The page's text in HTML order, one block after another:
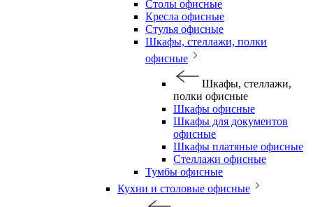
Столы офисные
Кресла офисные
Стулья офисные
Шкафы, стеллажи, полки
офисные
Шкафы, стеллажи,
полки офисные
Шкафы офисные
Шкафы для документов
офисные
Шкафы платяные офисные
Стеллажи офисные
Тумбы офисные
Кухни и столовые офисные